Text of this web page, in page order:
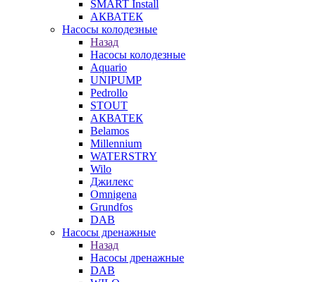
SMART Install
АКВАТЕК
Насосы колодезные
Назад
Насосы колодезные
Aquario
UNIPUMP
Pedrollo
STOUT
АКВАТЕК
Belamos
Millennium
WATERSTRY
Wilo
Джилекс
Omnigena
Grundfos
DAB
Насосы дренажные
Назад
Насосы дренажные
DAB